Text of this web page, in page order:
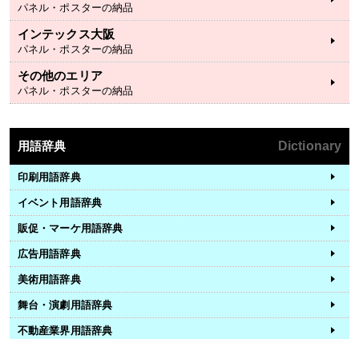
パネル・ポスターの納品
インテックス大阪
パネル・ポスターの納品
その他のエリア
パネル・ポスターの納品
用語辞典 Dictionary
印刷用語辞典
イベント用語辞典
販促・マーケ用語辞典
広告用語辞典
美術用語辞典
舞台・演劇用語辞典
不動産業界用語辞典